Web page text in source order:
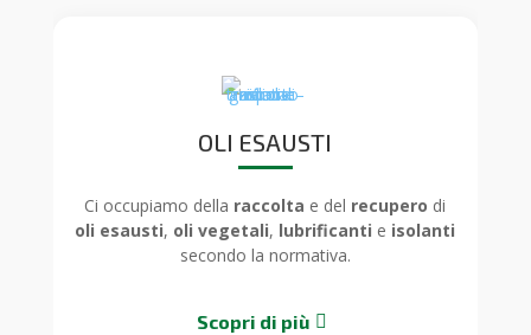
OLI ESAUSTI
Ci occupiamo della raccolta e del recupero di
oli esausti, oli vegetali, lubrificanti e isolanti
secondo la normativa.
Scopri di più